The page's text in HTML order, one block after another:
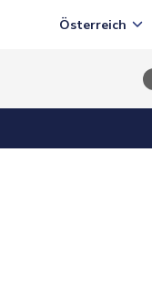
Österreich